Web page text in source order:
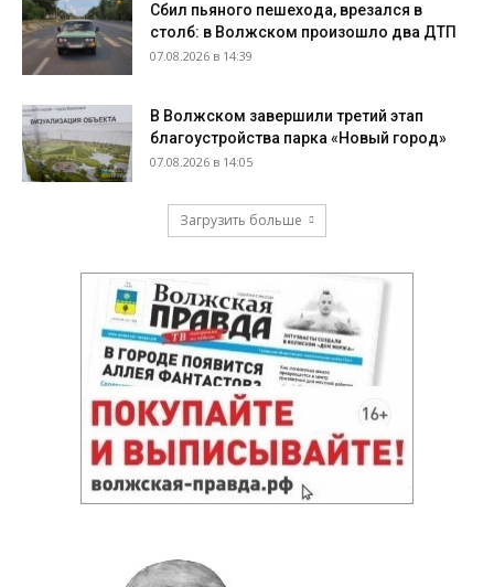
Сбил пьяного пешехода, врезался в
столб: в Волжском произошло два ДТП
07.08.2026 в 14:39
В Волжском завершили третий этап
благоустройства парка «Новый город»
07.08.2026 в 14:05
Загрузить больше